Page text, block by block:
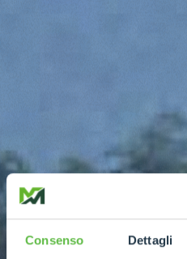
Consenso Dettagli